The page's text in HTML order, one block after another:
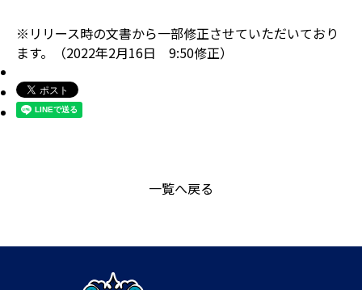
※リリース時の文書から一部修正させていただいており
ます。（2022年2月16日 9:50修正）
一覧へ戻る